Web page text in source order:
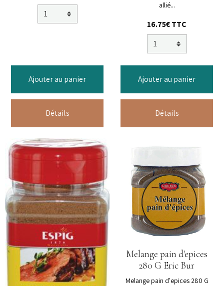
Ajouter au panier
Détails
allié...
16.75€ TTC
Ajouter au panier
Détails
Melange pain d'epices
280 G Eric Bur
Melange pain d'epices 280 G